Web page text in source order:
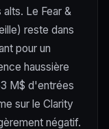
Le Fear &
reste dans
pour un
haussière
M$ d'entrées
sur le Clarity
négatif.